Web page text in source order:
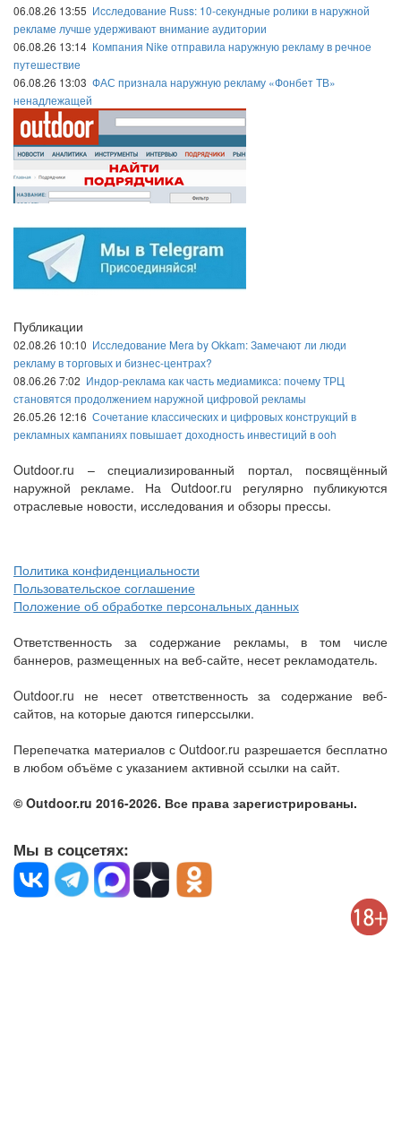
06.08.26 13:55 Исследование Russ: 10-секундные ролики в наружной
рекламе лучше удерживают внимание аудитории
06.08.26 13:14 Компания Nike отправила наружную рекламу в речное
путешествие
06.08.26 13:03 ФАС признала наружную рекламу «Фонбет ТВ»
ненадлежащей
Публикации
02.08.26 10:10 Исследование Mera by Okkam: Замечают ли люди
рекламу в торговых и бизнес-центрах?
08.06.26 7:02 Индор-реклама как часть медиамикса: почему ТРЦ
становятся продолжением наружной цифровой рекламы
26.05.26 12:16 Сочетание классических и цифровых конструкций в
рекламных кампаниях повышает доходность инвестиций в ooh
Outdoor.ru – специализированный портал, посвящённый
наружной рекламе. На Outdoor.ru регулярно публикуются
отраслевые новости, исследования и обзоры прессы.
Политика конфиденциальности
Пользовательское соглашение
Положение об обработке персональных данных
Ответственность за содержание рекламы, в том числе
баннеров, размещенных на веб-сайте, несет рекламодатель.
Outdoor.ru не несет ответственность за содержание веб-
сайтов, на которые даются гиперссылки.
Перепечатка материалов с Outdoor.ru разрешается бесплатно
в любом объёме с указанием активной ссылки на сайт.
© Outdoor.ru 2016-2026. Все права зарегистрированы.
Мы в соцсетях: